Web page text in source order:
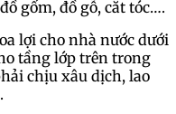
gốm, đồ gỗ, cắt tóc….
lợi cho nhà nước dưới
tầng lớp trên trong
chịu xâu dịch, lao